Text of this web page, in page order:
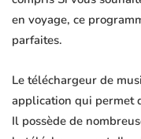
en voyage, ce
parfaites.
Le téléchargeur de
application qui permet
Il possède de